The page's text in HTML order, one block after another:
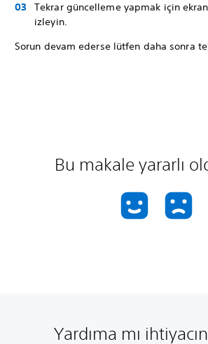
Tekrar güncelleme yapmak için
izleyin.
Sorun devam ederse lütfen daha sonra
Bu makale yararlı
Yardıma mı